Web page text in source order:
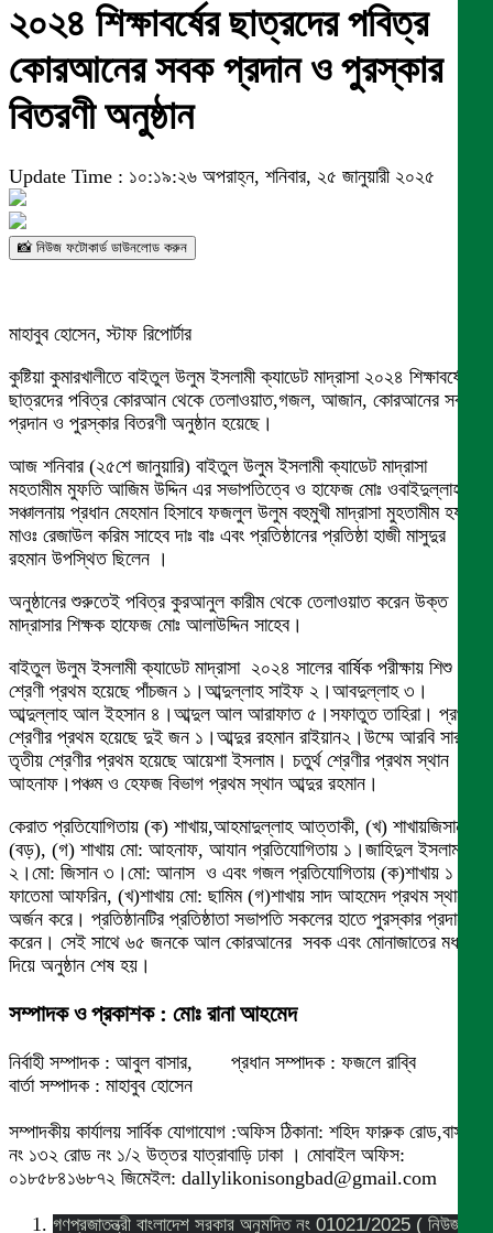
২০২৪ শিক্ষাবর্ষের ছাত্রদের পবিত্র
কোরআনের সবক প্রদান ও পুরস্কার
বিতরণী অনুষ্ঠান
Update Time : ১০:১৯:২৬ অপরাহ্ন, শনিবার, ২৫ জানুয়ারী ২০২৫
📸 নিউজ ফটোকার্ড ডাউনলোড করুন
মাহাবুব হোসেন, স্টাফ রিপোর্টার
কুষ্টিয়া কুমারখালীতে বাইতুল উলুম ইসলামী ক্যাডেট মাদ্রাসা ২০২৪ শিক্ষাবর্ষের
ছাত্রদের পবিত্র কোরআন থেকে তেলাওয়াত,গজল, আজান, কোরআনের সবক
প্রদান ও পুরস্কার বিতরণী অনুষ্ঠান হয়েছে।
আজ শনিবার (২৫শে জানুয়ারি) বাইতুল উলুম ইসলামী ক্যাডেট মাদ্রাসা
মহতামীম মুফতি আজিম উদ্দিন এর সভাপতিত্বে ও হাফেজ মোঃ ওবাইদুল্লাহ
সঞ্চালনায় প্রধান মেহমান হিসাবে ফজলুল উলুম বহুমুখী মাদ্রাসা মুহতামীম হযরত
মাওঃ রেজাউল করিম সাহেব দাঃ বাঃ এবং প্রতিষ্ঠানের প্রতিষ্ঠা হাজী মাসুদুর
রহমান উপস্থিত ছিলেন ।
অনুষ্ঠানের শুরুতেই পবিত্র কুরআনুল কারীম থেকে তেলাওয়াত করেন উক্ত
মাদ্রাসার শিক্ষক হাফেজ মোঃ আলাউদ্দিন সাহেব।
বাইতুল উলুম ইসলামী ক্যাডেট মাদ্রাসা ২০২৪ সালের বার্ষিক পরীক্ষায় শিশু
শ্রেণী প্রথম হয়েছে পাঁচজন ১।আব্দুল্লাহ সাইফ ২।আবদুল্লাহ ৩।
আব্দুল্লাহ আল ইহসান ৪।আব্দুল আল আরাফাত ৫।সফাতুত তাহিরা। প্রথম
শ্রেণীর প্রথম হয়েছে দুই জন ১।আব্দুর রহমান রাইয়ান২।উম্মে আরবি সারা।
তৃতীয় শ্রেণীর প্রথম হয়েছে আয়েশা ইসলাম। চতুর্থ শ্রেণীর প্রথম স্থান
আহনাফ।পঞ্চম ও হেফজ বিভাগ প্রথম স্থান আব্দুর রহমান।
কেরাত প্রতিযোগিতায় (ক) শাখায়,আহমাদুল্লাহ আত্তাকী, (খ) শাখায়জিসান
(বড়), (গ) শাখায় মো: আহনাফ, আযান প্রতিযোগিতায় ১।জাহিদুল ইসলাম
২।মো: জিসান ৩।মো: আনাস ও এবং গজল প্রতিযোগিতায় (ক)শাখায় ১।
ফাতেমা আফরিন, (খ)শাখায় মো: ছামিম (গ)শাখায় সাদ আহমেদ প্রথম স্থান
অর্জন করে। প্রতিষ্ঠানটির প্রতিষ্ঠাতা সভাপতি সকলের হাতে পুরস্কার প্রদান
করেন। সেই সাথে ৬৫ জনকে আল কোরআনের সবক এবং মোনাজাতের মধ্য
দিয়ে অনুষ্ঠান শেষ হয়।
সম্পাদক ও প্রকাশক : মোঃ রানা আহমেদ
নির্বাহী সম্পাদক : আবুল বাসার, প্রধান সম্পাদক : ফজলে রাব্বি
বার্তা সম্পাদক : মাহাবুব হোসেন
সম্পাদকীয় কার্যালয় সার্বিক যোগাযোগ :অফিস ঠিকানা: শহিদ ফারুক রোড,বাসা
নং ১৩২ রোড নং ১/২ উত্তর যাত্রাবাড়ি ঢাকা । মোবাইল অফিস:
০১৮৫৮৪১৬৮৭২ জিমেইল: dallylikonisongbad@gmail.com
গণপ্রজাতন্ত্রী বাংলাদেশ সরকার অনুমদিত নং 01021/2025 ( নিউজ